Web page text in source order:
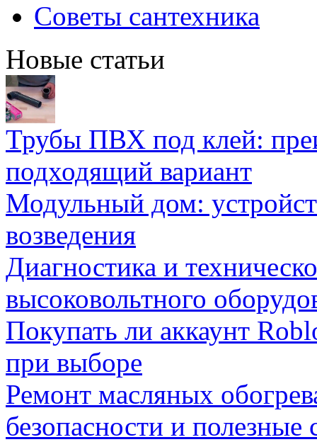
Советы сантехника
Новые статьи
Трубы ПВХ под клей:
подходящий вариант
Модульный дом:
возведения
Диагностика и
высоковольтного
Покупать ли аккаунт
при выборе
Ремонт масляных
безопасности и полезные